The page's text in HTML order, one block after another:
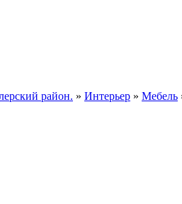
район. » Интерьер » Мебель